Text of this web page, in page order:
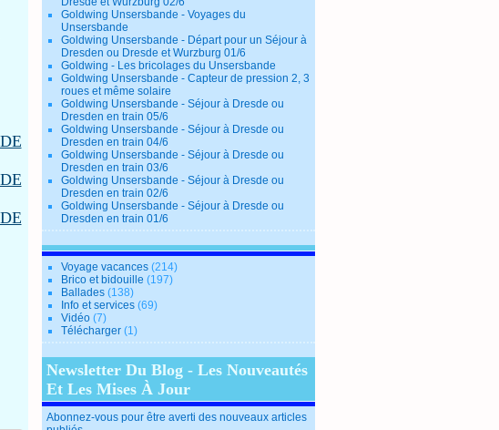
Goldwing Unsersbande - Voyages du
Unsersbande
Goldwing Unsersbande - Départ pour un Séjour à
Dresden ou Dresde et Wurzburg 01/6
Goldwing - Les bricolages du Unsersbande
Goldwing Unsersbande - Capteur de pression 2, 3
roues et même solaire
Goldwing Unsersbande - Séjour à Dresde ou
Dresden en train 05/6
Goldwing Unsersbande - Séjour à Dresde ou
Dresden en train 04/6
Goldwing Unsersbande - Séjour à Dresde ou
Dresden en train 03/6
Goldwing Unsersbande - Séjour à Dresde ou
Dresden en train 02/6
Goldwing Unsersbande - Séjour à Dresde ou
Dresden en train 01/6
Voyage vacances (214)
Brico et bidouille (197)
Ballades (138)
Info et services (69)
Vidéo (7)
Télécharger (1)
Newsletter Du Blog - Les Nouveautés
Et Les Mises À Jour
Abonnez-vous pour être averti des nouveaux articles